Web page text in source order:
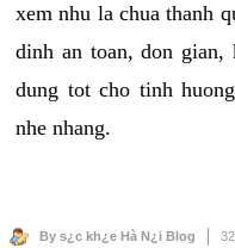
xem nhu la chua thanh
dinh an toan, don
dung tot cho tinh
nhe nhang.
By s¿c kh¿e Hà N¿i Blog